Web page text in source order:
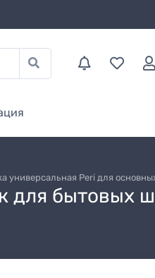
универсальная Peri для
для бытовых